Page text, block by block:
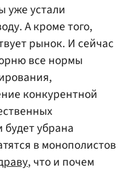
уже устали
А кроме того,
рынок. И сейчас
все нормы
конкурентной
убрана
в монополистов
, что и почем